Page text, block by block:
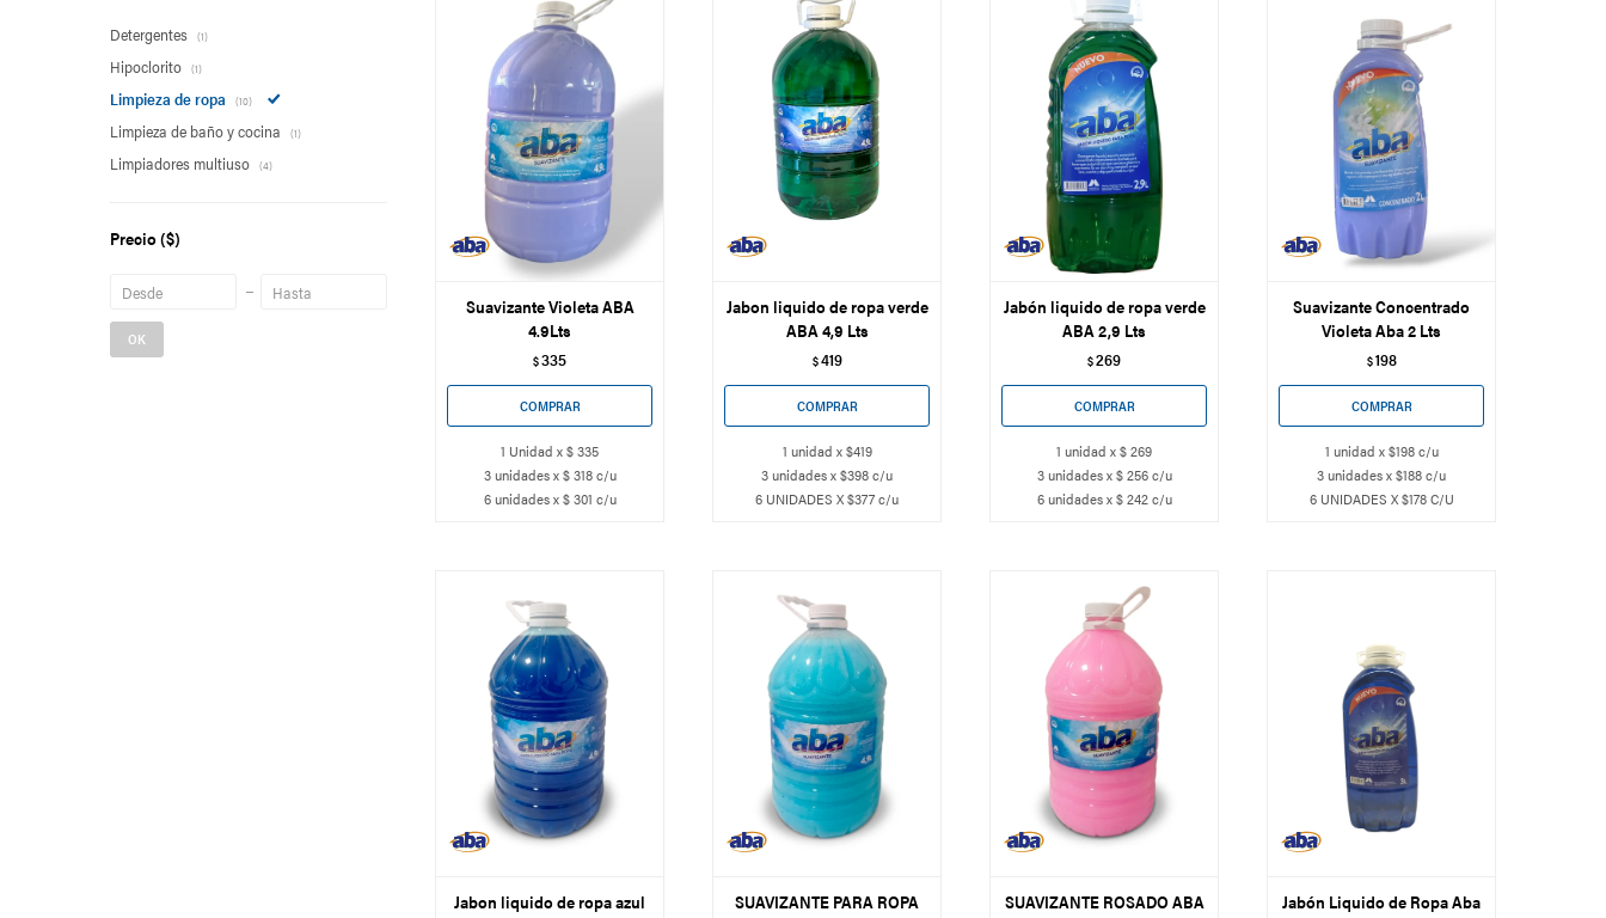
Suavizante Violeta ABA
4.9Lts
$335
1 Unidad x $ 335
3 unidades x $ 318 c/u
6 unidades x $ 301 c/u
Jabon liquido de ropa verde
ABA 4,9 Lts
$419
1 unidad x $419
3 unidades x $398 c/u
6 UNIDADES X $377 c/u
Jabón liquido de ropa verde
ABA 2,9 Lts
$269
1 unidad x $ 269
3 unidades x $ 256 c/u
6 unidades x $ 242 c/u
Suavizante Concentrado
Violeta Aba 2 Lts
$198
1 unidad x $198 c/u
3 unidades x $188 c/u
6 UNIDADES X $178 C/U
Jabon liquido de ropa azul
SUAVIZANTE PARA ROPA
SUAVIZANTE ROSADO ABA
Jabón Liquido de Ropa Aba
Detergentes (1)
Hipoclorito (1)
Limpieza de ropa (10)
Limpieza de baño y cocina (1)
Limpiadores multiuso (4)
Precio($)
OK